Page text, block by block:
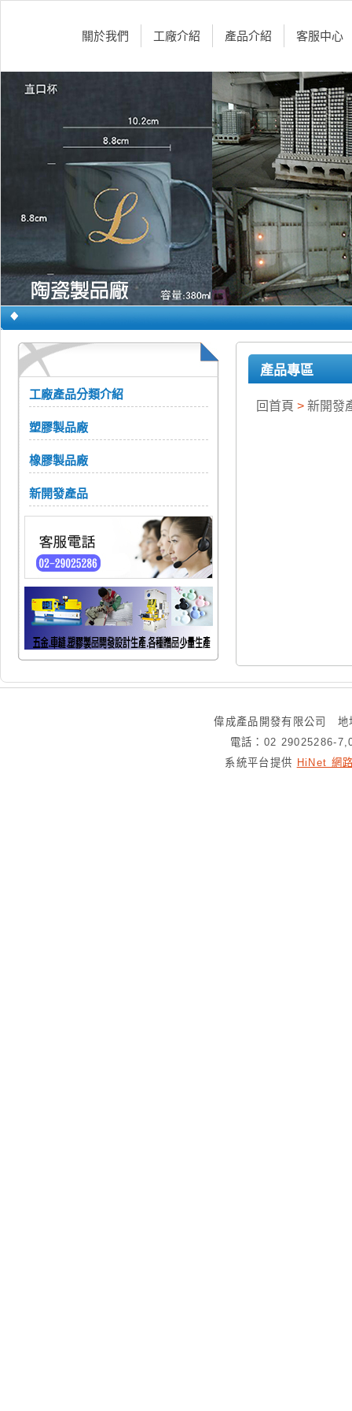
關於我們 工廠介紹 產品介紹 客服中心
工廠產品分類介紹
塑膠製品廠
橡膠製品廠
新開發產品
產品專區
回首頁 > 新開發
偉成產品開發有限公司 地
電話：02 29025286-
系統平台提供 HiNet 網